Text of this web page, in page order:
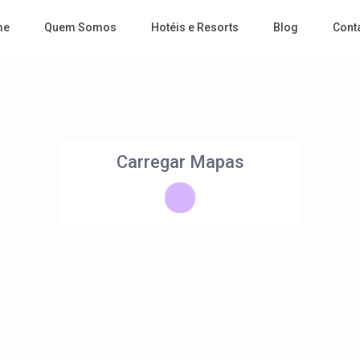
Quem Somos Hotéis e Resorts Blog
Carregar Mapas